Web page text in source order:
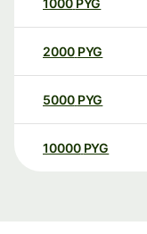
1000 PYG
2000 PYG
5000 PYG
10000 PYG